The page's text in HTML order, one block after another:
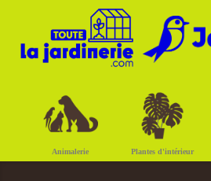
Animalerie Plantes d'intérieur